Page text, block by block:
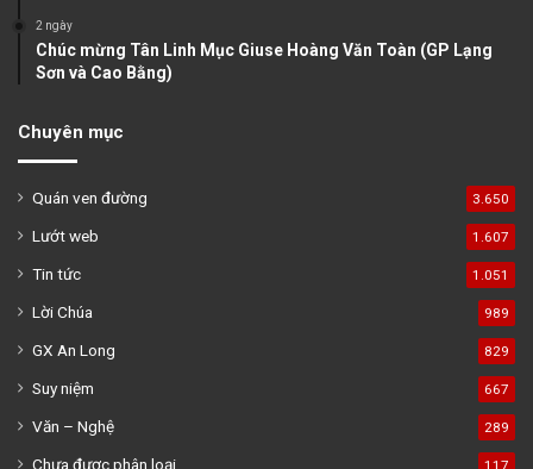
2 ngày
Chúc mừng Tân Linh Mục Giuse Hoàng Văn Toàn (GP Lạng
Sơn và Cao Bằng)
Chuyên mục
Quán ven đường 3.650
Lướt web 1.607
Tin tức 1.051
Lời Chúa 989
GX An Long 829
Suy niệm 667
Văn – Nghệ 289
Chưa được phân loại 117